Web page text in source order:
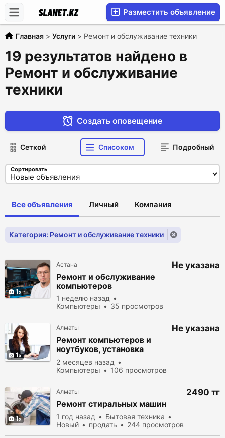
Разместить объявление
Главная > Услуги > Ремонт и обслуживание техники
19 результатов найдено в
Ремонт и обслуживание
техники
Создать оповещение
Сеткой Списоком Подробный
Сортировать
Все объявления Личный Компания
Категория: Ремонт и обслуживание техники
1
Астана
Ремонт и обслуживание
компьютеров
1 неделю назад
Компьютеры
35 просмотров
Не указана
1
Алматы
Ремонт компьютеров и
ноутбуков, установка
программ. Windows.
2 месяцев назад
Компьютеры
106 просмотров
Не указана
1
Алматы
Ремонт стиральных машин
1 год назад
Бытовая техника
Новый
продать 244 просмотров
2490 тг